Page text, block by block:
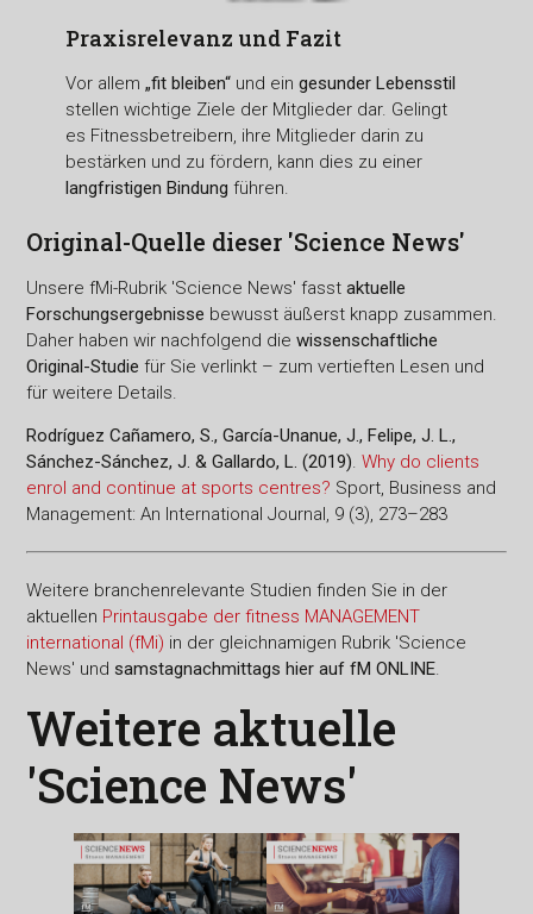
Praxisrelevanz und Fazit
Vor allem „fit bleiben“und ein gesunder Lebensstil
stellen wichtige Ziele der Mitglieder dar. Gelingt
es Fitnessbetreibern, ihre Mitglieder darin zu
bestärken und zu fördern, kann dies zu einer
langfristigen Bindung führen.
Original-Quelle dieser 'Science News'
Unsere fMi-Rubrik 'Science News' fasstaktuelle
Forschungsergebnisse bewusst äußerst knapp zusammen.
Daher haben wir nachfolgend diewissenschaftliche
Original-Studie für Sie verlinkt – zum vertieften Lesen und
für weitere Details.
Rodríguez Cañamero, S., García-Unanue, J., Felipe, J. L.,
Sánchez-Sánchez, J. & Gallardo, L. (2019).Why do clients
enrol and continue at sports centres? Sport, Business and
Management: An International Journal, 9 (3), 273–283
Weitere branchenrelevante Studien finden Sie in der
aktuellen Printausgabe der fitness MANAGEMENT
international (fMi) in der gleichnamigen Rubrik 'Science
News' und sams­tag­nach­mit­tags hier auf fM ONLINE.
Weitere aktuelle
'Science News'